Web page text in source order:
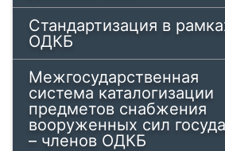
Стандартизация в
ОДКБ
Межгосударственная
система каталогизации
предметов снабжения
вооруженных сил
– членов ОДКБ